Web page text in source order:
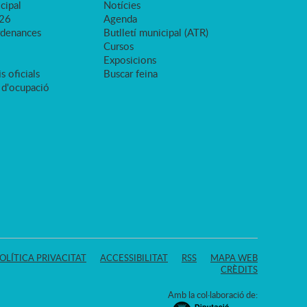
oficials
Notícies
Agenda
Butlletí municipal (ATR)
Cursos
Exposicions
Buscar feina
PRIVACITAT ACCESSIBILITAT RSS
MAPA WEB
CRÈDITS
Amb la col·laboració de: